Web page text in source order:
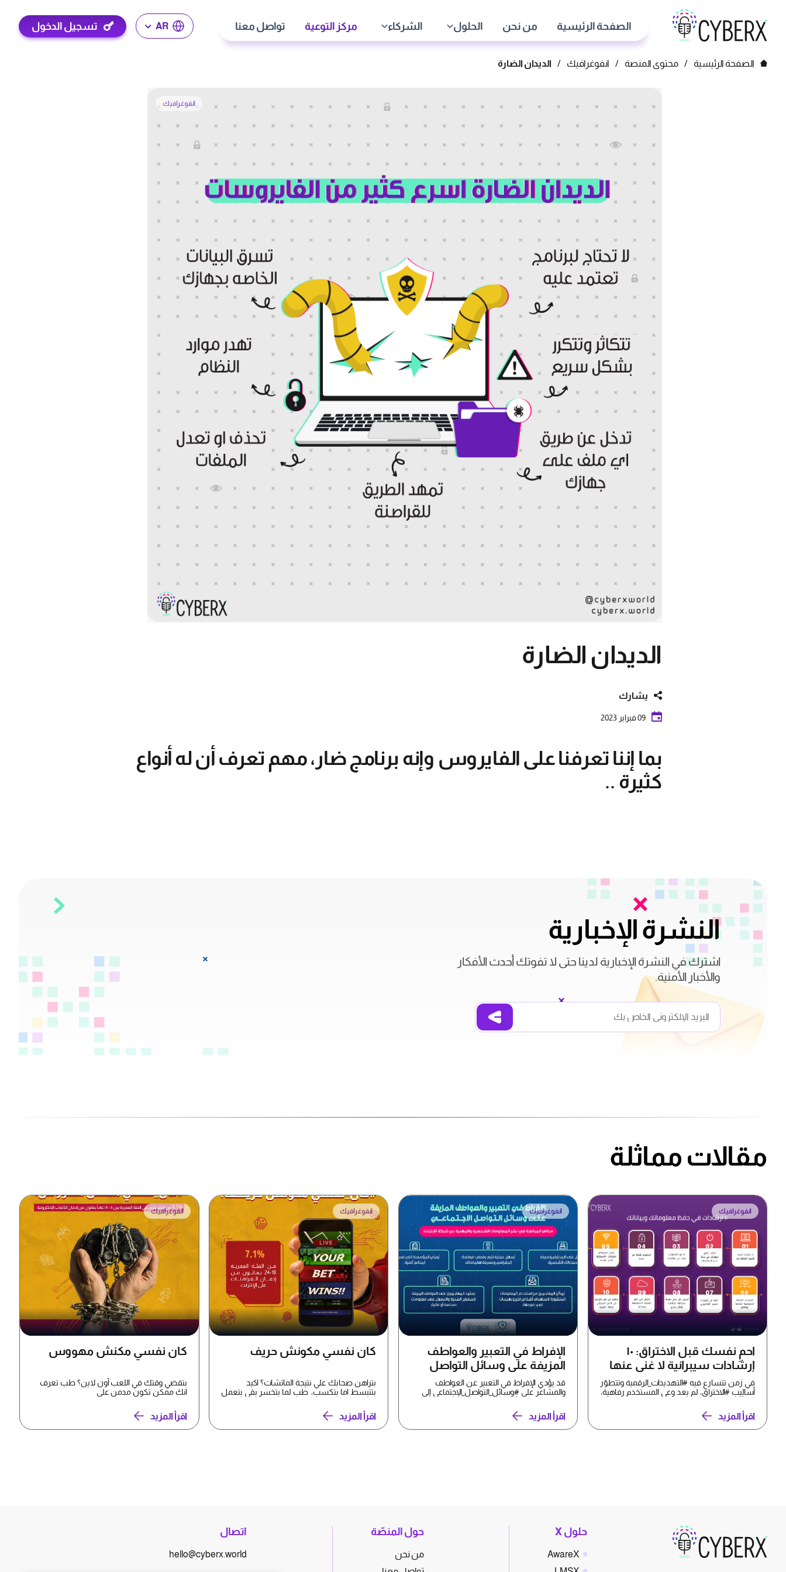
الصفحة الرئيسية من نحن الحلول الشركاء مركز التوعية تواصل معنا AR تسجيل الدخول
الصفحة الرئيسية / محتوى المنصة / انفوغرافيك / الديدان الضارة
انفوغرافيك
الديدان الضارة
يشارك
09 فبراير 2023
بما إننا تعرفنا على الفايروس وإنه برنامج ضار، مهم تعرف أن له أنواع
كثيرة ..
النشرة الإخبارية
اشترك في النشرة الإخبارية لدينا حتى لا تفوتك أحدث الأفكار
والأخبار الأمنية.
مقالات مماثلة
انفوغرافيك
احمِ نفسك قبل الاختراق: ١٠
إرشادات سيبرانية لا غنى عنها
في زمن تتسارع فيه #التهديدات_الرقمية وتتطوّر
أساليب #الاختراق، لم يعد وعي المستخدم رفاهية،
اقرأ المزيد
انفوغرافيك
الإفراط في التعبير والعواطف
المزيفة على وسائل التواصل
الإجتماعي
قد يؤدي الإفراط في التعبير عن العواطف
والمشاعر على #وسائل_التواصل_الإجتماعي إلى
اقرأ المزيد
انفوغرافيك
كان نفسي مكونش حريف
بتراهن صحابك علي نتيجة الماتشات؟ اكيد
بتتبسط اما بتكسب، طب لما بتخسر بقي بتعمل
اقرأ المزيد
انفوغرافيك
كان نفسي مكنش مهووس
بتقضي وقتك في اللعب أون لاين؟ طب تعرف
انك ممكن تكون مدمن على
اقرأ المزيد
حلول X
AwareX
حول المنصّة
من نحن
اتصال
hello@cyberx.world